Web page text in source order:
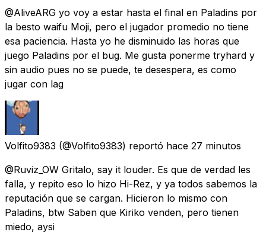
@AliveARG yo voy a estar hasta el final en Paladins por
la besto waifu Moji, pero el jugador promedio no tiene
esa paciencia. Hasta yo he disminuido las horas que
juego Paladins por el bug. Me gusta ponerme tryhard y
sin audio pues no se puede, te desespera, es como
jugar con lag
Volfito9383 (@Volfito9383) reportó hace 27 minutos
@Ruviz_OW Gritalo, say it louder. Es que de verdad les
falla, y repito eso lo hizo Hi-Rez, y ya todos sabemos la
reputación que se cargan. Hicieron lo mismo con
Paladins, btw Saben que Kiriko venden, pero tienen
miedo, aysi